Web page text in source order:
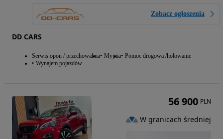
Zobacz ogłoszenia
DD CARS
Serwis opon / przechowalnia Myjnia Pomoc drogowa /holowanie
Wynajem pojazdów
56 900 PLN
W granicach średniej